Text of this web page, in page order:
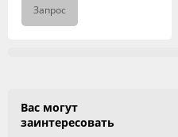
Запрос
Вас могут
заинтересовать